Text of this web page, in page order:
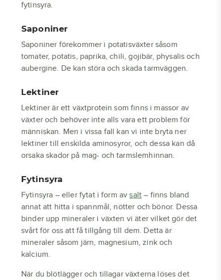
fytinsyra.
Saponiner
Saponiner förekommer i potatisväxter såsom
tomater, potatis, paprika, chili, gojibär, physalis och
aubergine. De kan störa och skada tarmväggen.
Lektiner
Lektiner är ett växtprotein som finns i massor av
växter och behöver inte alls vara ett problem för
människan. Men i vissa fall kan vi inte bryta ner
lektiner till enskilda aminosyror, och dessa kan då
orsaka skador på mag- och tarmslemhinnan.
Fytinsyra
Fytinsyra – eller fytat i form avsalt – finns bland
annat att hitta i spannmål, nötter och bönor. Dessa
binder upp mineraler i växten vi äter vilket gör det
svårt för oss att få tillgång till dem. Detta är
mineraler såsom järn, magnesium, zink och
kalcium.
När du blötlägger och tillagar växterna löses det